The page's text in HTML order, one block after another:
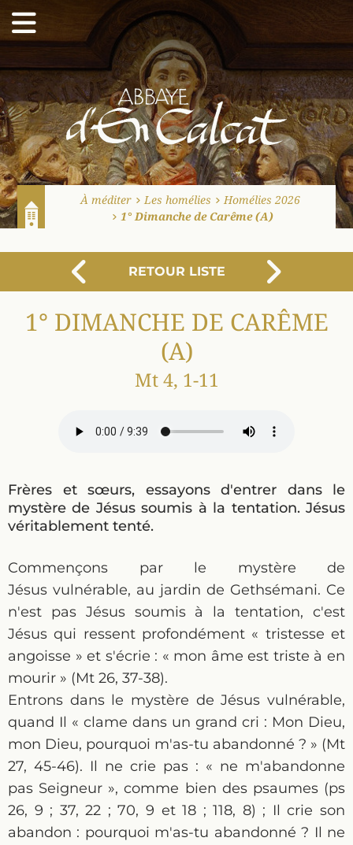
Abbaye d'En Calcat
À méditer Les homélies
Homélies 2026
1° Dimanche de Carême (A)
PRÉCÉDENT
RETOUR LISTE
1° DIMANCHE DE CARÊME
(A)
Mt 4, 1-11
Frères et sœurs, essayons d'entrer dans le
mystère de Jésus soumis à la tentation. Jésus
véritablement tenté.
Commençons par le mystère de
Jésus vulnérable, au jardin de Gethsémani. Ce
n'est pas Jésus soumis à la tentation, c'est
Jésus qui ressent profondément « tristesse et
angoisse » et s'écrie : « mon âme est triste à en
mourir » (Mt 26, 37-38).
Entrons dans le mystère de Jésus vulnérable,
quand Il « clame dans un grand cri : Mon Dieu,
mon Dieu, pourquoi m'as-tu abandonné ? » (Mt
27, 45-46). Il ne crie pas : « ne m'abandonne
pas Seigneur », comme bien des psaumes (ps
26, 9 ; 37, 22 ; 70, 9 et 18 ; 118, 8) ; Il crie son
abandon : pourquoi m'as-tu abandonné ? Il ne